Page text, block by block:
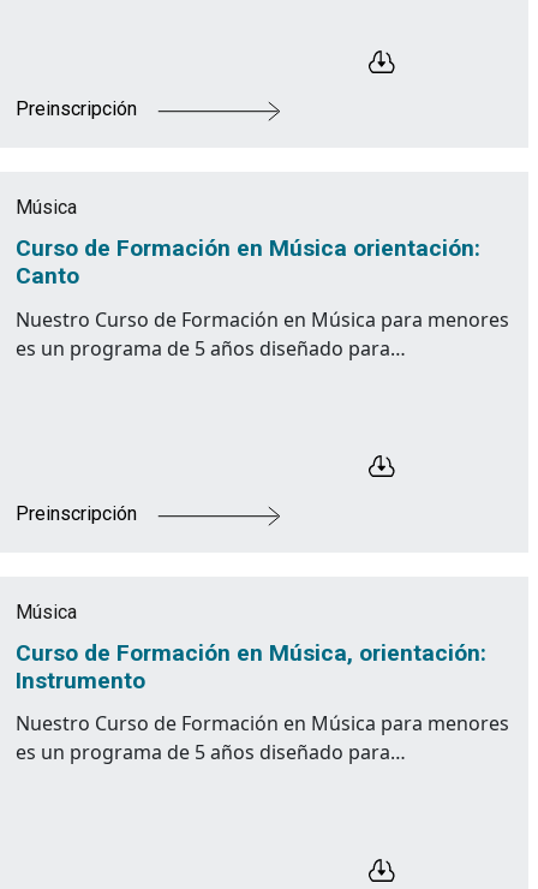
Preinscripción
Música
Curso de Formación en Música orientación:
Canto
Nuestro Curso de Formación en Música para menores
es un programa de 5 años diseñado para…
Preinscripción
Música
Curso de Formación en Música, orientación:
Instrumento
Nuestro Curso de Formación en Música para menores
es un programa de 5 años diseñado para…